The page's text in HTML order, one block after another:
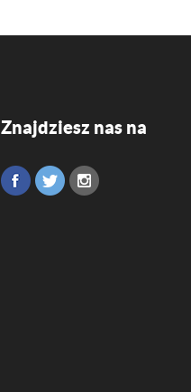
Znajdziesz nas na